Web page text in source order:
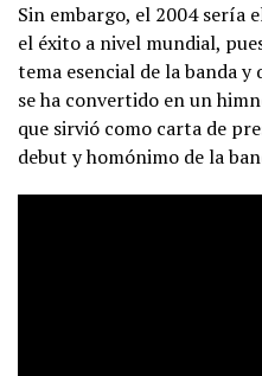
Sin embargo, el 2004 sería
el éxito a nivel mundial,
tema esencial de la banda
se ha convertido en un
que sirvió como carta de
debut y homónimo de la